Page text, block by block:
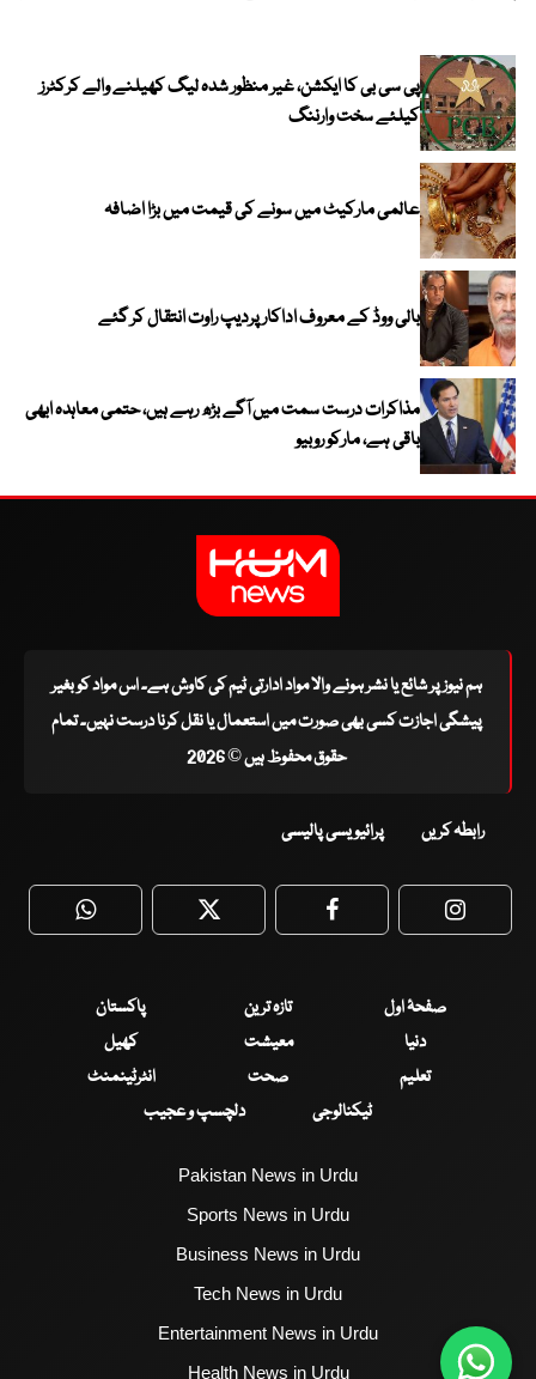
پی سی بی کا ایکشن، غیر منظور شدہ لیگ کھیلنے والے کرکٹرز
کیلئے سخت وارننگ
عالمی مارکیٹ میں سونے کی قیمت میں بڑا اضافہ
بالی ووڈ کے معروف اداکار پردیپ راوت انتقال کر گئے
مذاکرات درست سمت میں آگے بڑھ رہے ہیں، حتمی معاہدہ ابھی
باقی ہے، مارکو روبیو
ہم نیوز پر شائع یا نشر ہونے والا مواد ادارتی ٹیم کی کاوش ہے۔ اس مواد کو بغیر
پیشگی اجازت کسی بھی صورت میں استعمال یا نقل کرنا درست نہیں۔ تمام
حقوق محفوظ ہیں © 2026
رابطہ کریں پرائیویسی پالیسی
WhatsApp Twitter Facebook
صفحۂ اول تازہ ترین
پاکستان
دنیا
معیشت
کھیل
تعلیم
صحت
انٹرٹینمنٹ
ٹیکنالوجی
دلچسپ و عجیب
Pakistan News in Urdu
Sports News in Urdu
Business News in Urdu
Tech News in Urdu
Entertainment News in Urdu
Health News in Urdu